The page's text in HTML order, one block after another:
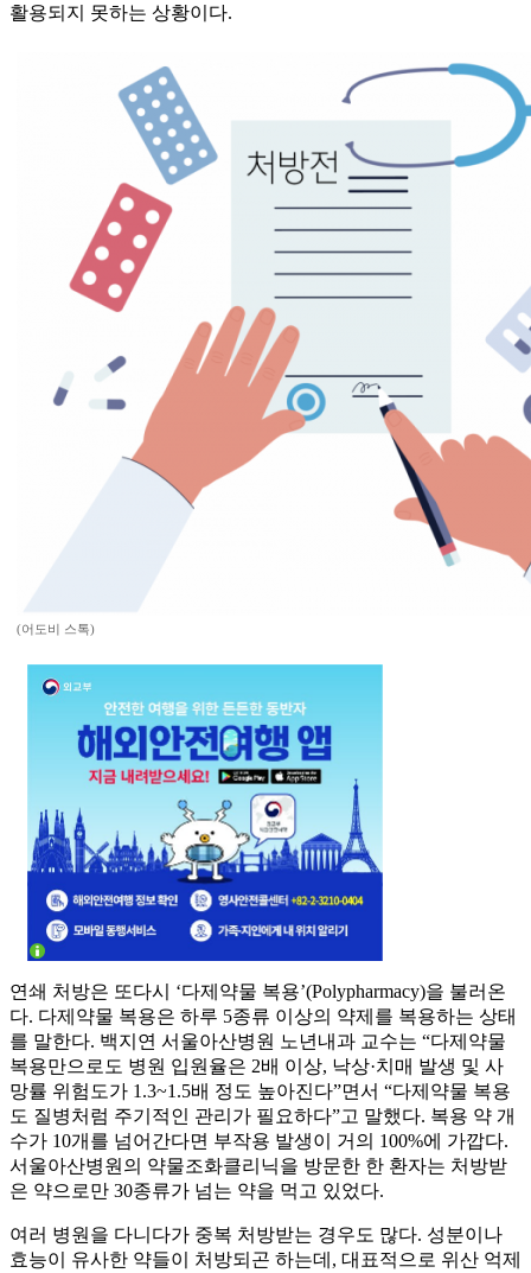
활용되지 못하는 상황이다.
(어도비 스톡)
연쇄 처방은 또다시 ‘다제약물 복용’(Polypharmacy)을 불러온
다. 다제약물 복용은 하루 5종류 이상의 약제를 복용하는 상태
를 말한다. 백지연 서울아산병원 노년내과 교수는 “다제약물
복용만으로도 병원 입원율은 2배 이상, 낙상·치매 발생 및 사
망률 위험도가 1.3~1.5배 정도 높아진다”면서 “다제약물 복용
도 질병처럼 주기적인 관리가 필요하다”고 말했다. 복용 약 개
수가 10개를 넘어간다면 부작용 발생이 거의 100%에 가깝다.
서울아산병원의 약물조화클리닉을 방문한 한 환자는 처방받
은 약으로만 30종류가 넘는 약을 먹고 있었다.
여러 병원을 다니다가 중복 처방받는 경우도 많다. 성분이나
효능이 유사한 약들이 처방되곤 하는데, 대표적으로 위산 억제